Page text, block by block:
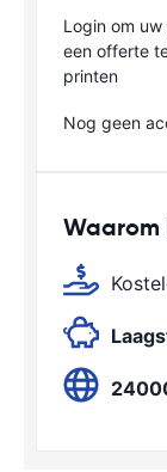
Login om
een offerte
printen
Nog geen
Waarom